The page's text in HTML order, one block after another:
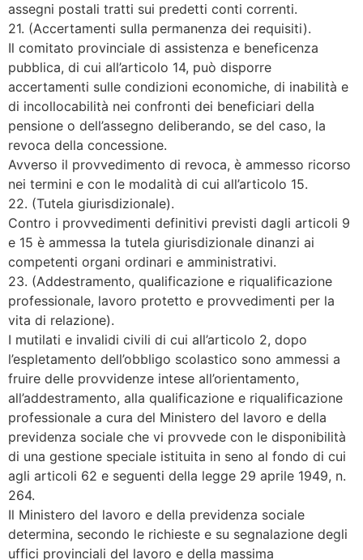
assegni postali tratti sui predetti conti correnti.
21. (Accertamenti sulla permanenza dei requisiti).
Il comitato provinciale di assistenza e beneficenza
pubblica, di cui all’articolo 14, può disporre
accertamenti sulle condizioni economiche, di inabilità e
di incollocabilità nei confronti dei beneficiari della
pensione o dell’assegno deliberando, se del caso, la
revoca della concessione.
Avverso il provvedimento di revoca, è ammesso ricorso
nei termini e con le modalità di cui all’articolo 15.
22. (Tutela giurisdizionale).
Contro i provvedimenti definitivi previsti dagli articoli 9
e 15 è ammessa la tutela giurisdizionale dinanzi ai
competenti organi ordinari e amministrativi.
23. (Addestramento, qualificazione e riqualificazione
professionale, lavoro protetto e provvedimenti per la
vita di relazione).
I mutilati e invalidi civili di cui all’articolo 2, dopo
l’espletamento dell’obbligo scolastico sono ammessi a
fruire delle provvidenze intese all’orientamento,
all’addestramento, alla qualificazione e riqualificazione
professionale a cura del Ministero del lavoro e della
previdenza sociale che vi provvede con le disponibilità
di una gestione speciale istituita in seno al fondo di cui
agli articoli 62 e seguenti della legge 29 aprile 1949, n.
264.
Il Ministero del lavoro e della previdenza sociale
determina, secondo le richieste e su segnalazione degli
uffici provinciali del lavoro e della massima